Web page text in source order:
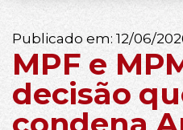
Publicado em: 12/06/
MPF e
decisão